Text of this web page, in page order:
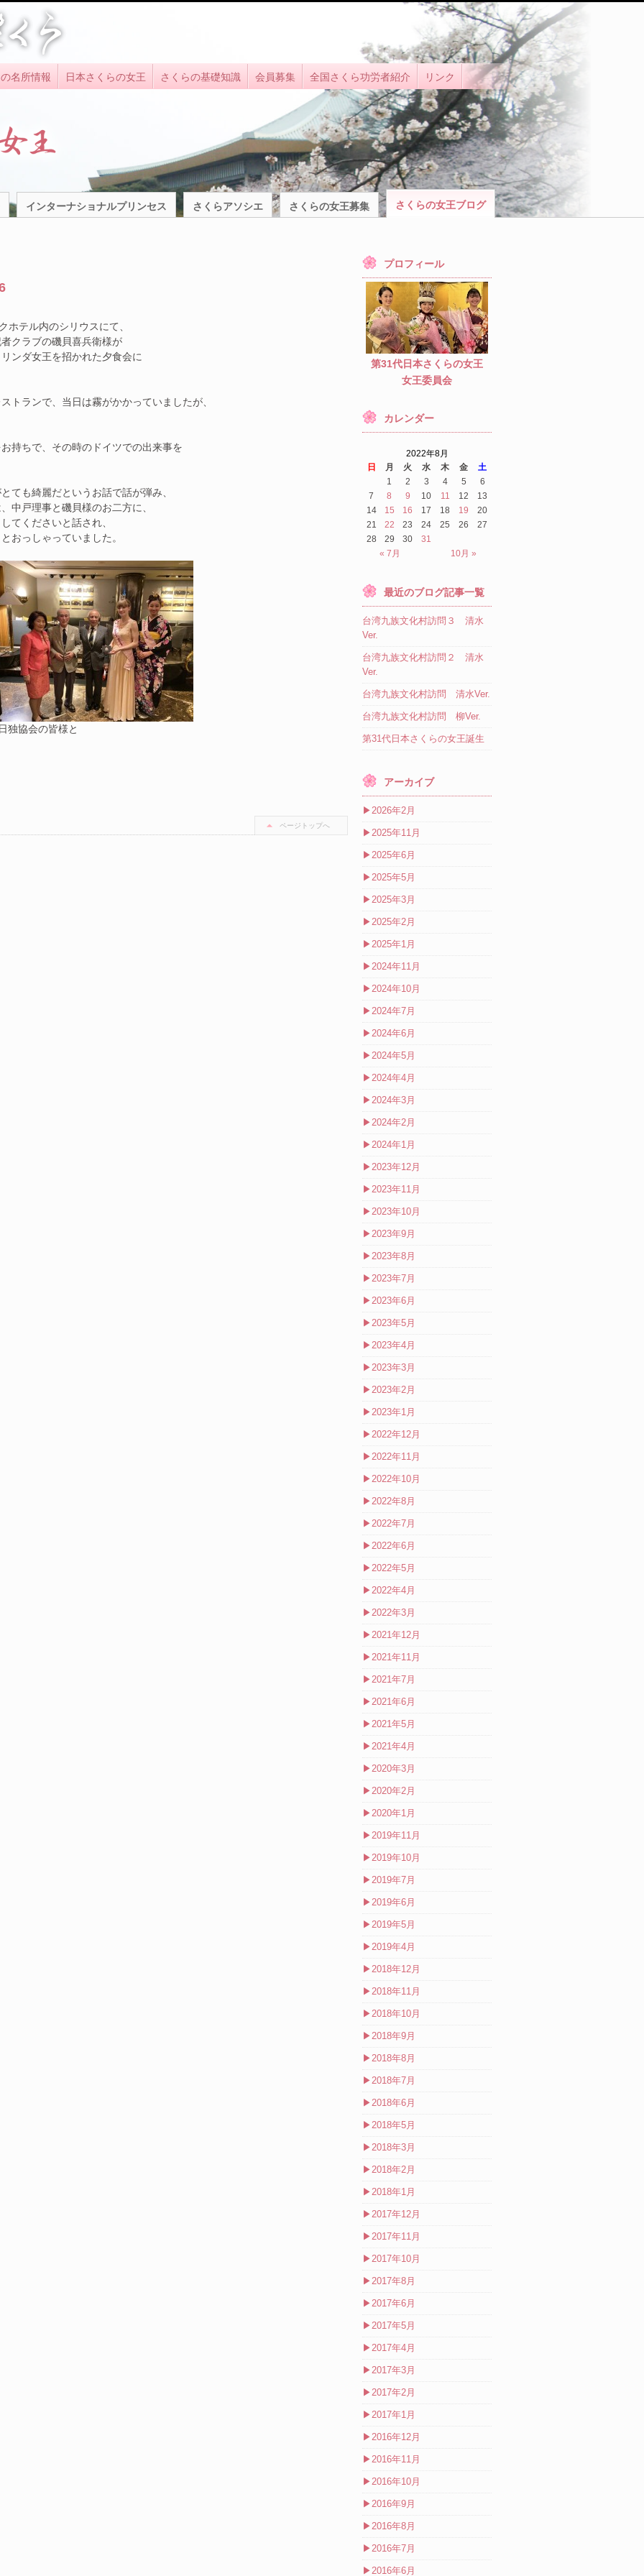
名所情報 日本さくらの女王 さくらの基礎知識 会員募集 全国さくら功労者紹介 リンク
インターナショナルプリンセス さくらアソシエ さくらの女王募集 さくらの女王ブログ
ホテル内のシリウスにて、
クラブの磯貝喜兵衛様が
ンダ女王を招かれた夕食会に
トランで、当日は霧がかかっていましたが、
持ちで、その時のドイツでの出来事を
ても綺麗だというお話で話が弾み、
中戸理事と磯貝様のお二方に、
てくださいと話され、
おっしゃっていました。
独協会の皆様と
ページトップへ
プロフィール
第31代日本さくらの女王
女王委員会
カレンダー
2022年8月
日
月 火 水 木 金 土
« 7月 10月 »
1 2 3 4 5
6
7
8 9 10 11 12
13
14
15 16 17 18 19
20
21
22 23 24 25 26
27
28
29 30 31
最近のブログ記事一覧
台湾九族文化村訪問３ 清水
Ver.
台湾九族文化村訪問２ 清水
Ver.
台湾九族文化村訪問 清水Ver.
台湾九族文化村訪問 柳Ver.
第31代日本さくらの女王誕生
アーカイブ
▶2026年2月
▶2025年11月
▶2025年6月
▶2025年5月
▶2025年3月
▶2025年2月
▶2025年1月
▶2024年11月
▶2024年10月
▶2024年7月
▶2024年6月
▶2024年5月
▶2024年4月
▶2024年3月
▶2024年2月
▶2024年1月
▶2023年12月
▶2023年11月
▶2023年10月
▶2023年9月
▶2023年8月
▶2023年7月
▶2023年6月
▶2023年5月
▶2023年4月
▶2023年3月
▶2023年2月
▶2023年1月
▶2022年12月
▶2022年11月
▶2022年10月
▶2022年8月
▶2022年7月
▶2022年6月
▶2022年5月
▶2022年4月
▶2022年3月
▶2021年12月
▶2021年11月
▶2021年7月
▶2021年6月
▶2021年5月
▶2021年4月
▶2020年3月
▶2020年2月
▶2020年1月
▶2019年11月
▶2019年10月
▶2019年7月
▶2019年6月
▶2019年5月
▶2019年4月
▶2018年12月
▶2018年11月
▶2018年10月
▶2018年9月
▶2018年8月
▶2018年7月
▶2018年6月
▶2018年5月
▶2018年3月
▶2018年2月
▶2018年1月
▶2017年12月
▶2017年11月
▶2017年10月
▶2017年8月
▶2017年6月
▶2017年5月
▶2017年4月
▶2017年3月
▶2017年2月
▶2017年1月
▶2016年12月
▶2016年11月
▶2016年10月
▶2016年9月
▶2016年8月
▶2016年7月
▶2016年6月